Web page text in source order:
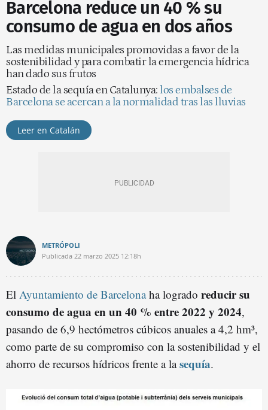
Barcelona reduce un 40 % su
consumo de agua en dos años
Las medidas municipales promovidas a favor de la
sostenibilidad y para combatir la emergencia hídrica
han dado sus frutos
Estado de la sequía en Catalunya: los embalses de
Barcelona se acercan a la normalidad tras las lluvias
Leer en Catalán
METRÓPOLI
Publicada 22 marzo 2025 12:18h
El Ayuntamiento de Barcelonaha logrado reducir su
consumo de agua en un 40 % entre 2022 y 2024,
pasando de 6,9 hectómetros cúbicos anuales a 4,2 hm³,
como parte de su compromiso con la sostenibilidad y el
ahorro de recursos hídricos frente a lasequía.